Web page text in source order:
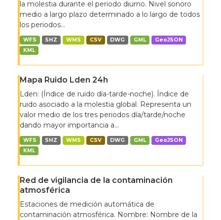
la molestia durante el periodo diurno. Nivel sonoro
medio a largo plazo determinado a lo largo de todos
los periodos...
WFS SHZ WMS CSV DWG GML
GeoJSON
KML
Mapa Ruido Lden 24h
Lden: (Índice de ruido día-tarde-noche). Índice de
ruido asociado a la molestia global. Representa un
valor medio de los tres periodos día/tarde/noche
dando mayor importancia a...
WFS SHZ WMS CSV DWG GML
GeoJSON
KML
Red de vigilancia de la contaminación
atmosférica
Estaciones de medición automática de
contaminación atmosférica. Nombre: Nombre de la